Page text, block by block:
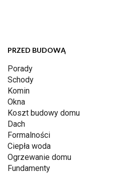
PRZED BUDOWĄ
Porady
Schody
Komin
Okna
Koszt budowy domu
Dach
Formalności
Ciepła woda
Ogrzewanie domu
Fundamenty